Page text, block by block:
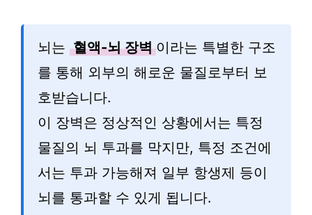
뇌는 혈액-뇌 장벽 이라는 특별한 구조
를 통해 외부의 해로운 물질로부터 보
호받습니다.
이 장벽은 정상적인 상황에서는 특정
물질의 뇌 투과를 막지만, 특정 조건에
서는 투과 가능해져 일부 항생제 등이
뇌를 통과할 수 있게 됩니다.